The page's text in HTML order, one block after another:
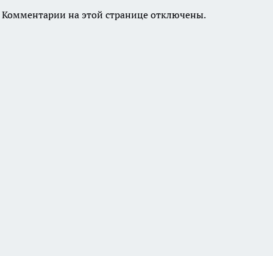
Комментарии на этой странице отключены.